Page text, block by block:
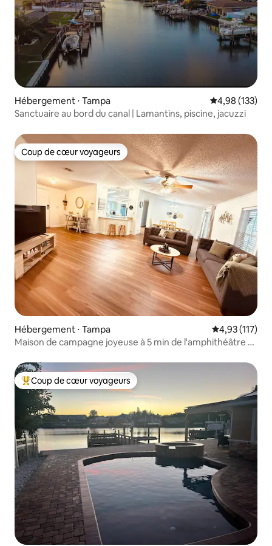
Hébergement ⋅ Tampa Évaluation
4,98 (133)
Sanctuaire au bord du canal | Lamantins, piscine, jacuzzi
Coup de cœur voyageurs
Coup de cœur voyageurs
Hébergement ⋅ Tampa Évaluation
4,93 (117)
Maison de campagne joyeuse à 5 min de l'amphithéâtre et
Coups de cœur voyageurs les plus appréciés
Coup de cœur voyageurs